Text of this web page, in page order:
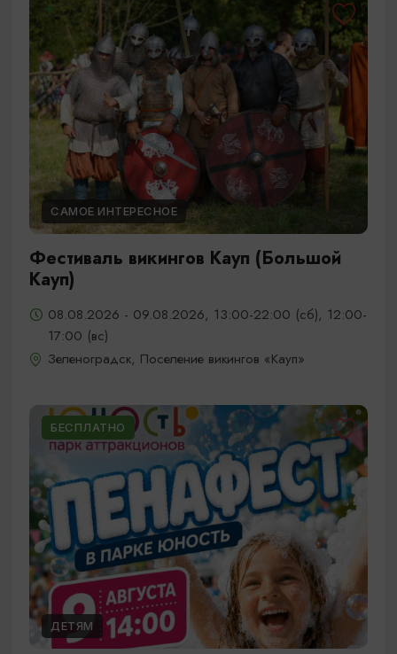
САМОЕ ИНТЕРЕСНОЕ
Фестиваль викингов Кауп (Большой
Кауп)
08.08.2026 - 09.08.2026, 13:00-22:00 (сб), 12:00-
17:00 (вс)
Зеленоградск, Поселение викингов «Кауп»
БЕСПЛАТНО
ДЕТЯМ